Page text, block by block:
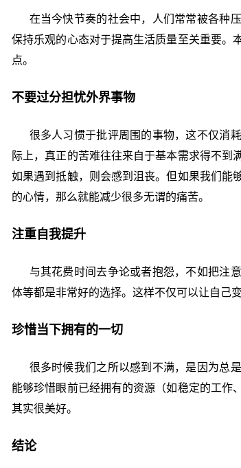
在当今快节奏的社会中，人们常常被各种压
保持乐观的心态对于提高生活质量至关重要。
点。
不要过分担忧外界事物
很多人习惯于批评周围的事物，这不仅消
际上，真正的苦难往往来自于基本需求得不到
如果遇到抵触，则会感到沮丧。但如果我们能
的心情，那么就能减少很多无谓的痛苦。
注重自我提升
与其花费时间去争论或者抱怨，不如把注
体等都是非常好的选择。这样不仅可以让自己
珍惜当下拥有的一切
很多时候我们之所以感到不满，是因为总是
能够珍惜眼前已经拥有的资源（如稳定的工作
其实很美好。
结论